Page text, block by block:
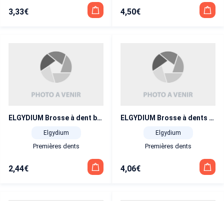
3,33€ 4,50€
ELGYDIUM Brosse à dent baby 0 à 24 mois
Elgydium
Premières dents
2,44€
ELGYDIUM Brosse à dents junior racoon
Elgydium
Premières dents
4,06€